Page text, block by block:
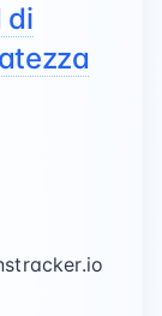
di